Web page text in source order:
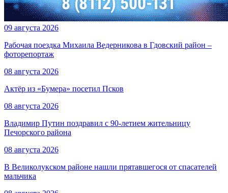
09 августа 2026
Рабочая поездка Михаила Ведерникова в Гдовский район –
фоторепортаж
08 августа 2026
Актёр из «Бумера» посетил Псков
08 августа 2026
Владимир Путин поздравил с 90-летием жительницу
Печорского района
08 августа 2026
В Великолукском районе нашли прятавшегося от спасателей
мальчика